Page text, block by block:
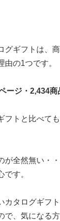
グギフトは、
由の1つです。
ージ・2,434商
フトと比べて
が全然無い・
です。
カタログギフ
で、気になる